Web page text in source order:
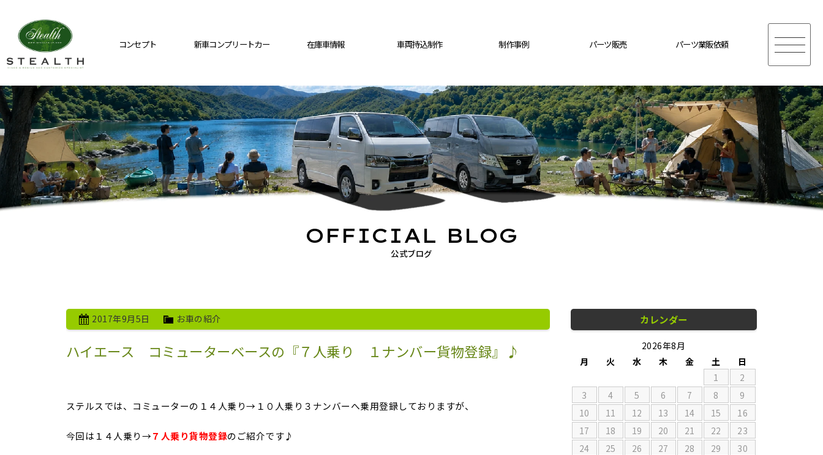
コンセプト 新車コンプリートカー 在庫車情報 車両持込制作 制作事例 パーツ販売 パーツ業販依頼
公式ブログ
OFFICIAL BLOG
2017年9月5日 お車の紹介
ハイエース コミューターベースの『７人乗り １ナンバー貨物登録』♪
ステルスでは、コミューターの１４人乗り→１０人乗り３ナンバーへ乗用登録しておりますが、
今回は１４人乗り→７人乗り貨物登録のご紹介です♪
カレンダー
2026年8月
月
火 水 木 金 土
日
1
2
3
4 5 6 7 8
9
10
11 12 13 14 15
16
17
18 19 20 21 22
23
24
25 26 27 28 29
30